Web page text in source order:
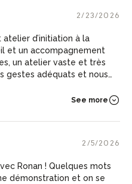
2/23/2026
d’initiation à la
et un accompagnement
un atelier vaste et très
gestes adéquats et nous
de la découpe à la soudure,
d’un véritable objet. On
de réalisation en tête … et
nouveau.
See more
2/5/2026
mots
démonstration et on se